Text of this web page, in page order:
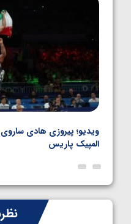
ویدیو؛ پیروزی هادی ساروی
المپیک پاریس